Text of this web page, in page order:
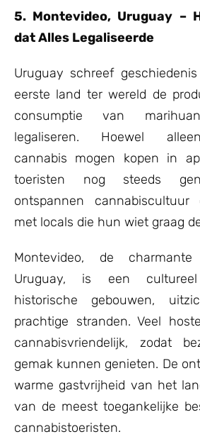
5. Montevideo, Uruguay –
dat Alles Legaliseerde
Uruguay schreef
eerste land ter wereld de
consumptie van
legaliseren. Hoewel
cannabis mogen kopen in
toeristen nog steeds
ontspannen cannabiscultuur
met locals die hun wiet graag
Montevideo, de
Uruguay, is een
historische gebouwen,
prachtige stranden. Veel
cannabisvriendelijk, zodat
gemak kunnen genieten. De
warme gastvrijheid van het
van de meest toegankelijke
cannabistoeristen.